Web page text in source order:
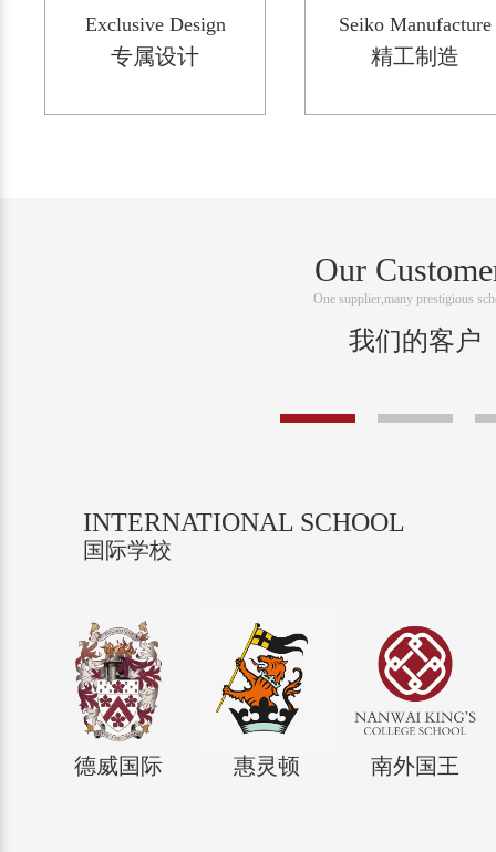
Exclusive Design
专属设计
Seiko Manufacture
精工制造
Our
One supplier,many prestigious
我们的客户
INTERNATIONAL SCHOOL
国际学校
德威国际 惠灵顿 南外国王